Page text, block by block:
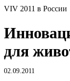
VIV 2011 в России
для
02.09.2011